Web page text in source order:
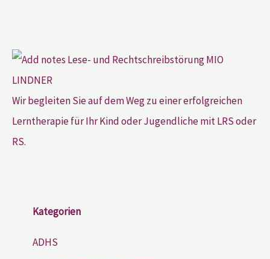
Wir begleiten Sie auf dem Weg zu einer erfolgreichen
Lerntherapie für Ihr Kind oder Jugendliche mit LRS oder
RS.
Kategorien
ADHS